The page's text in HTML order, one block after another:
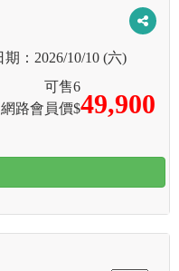
2026/10/10 (六)
網路會員價$49,900
可售6